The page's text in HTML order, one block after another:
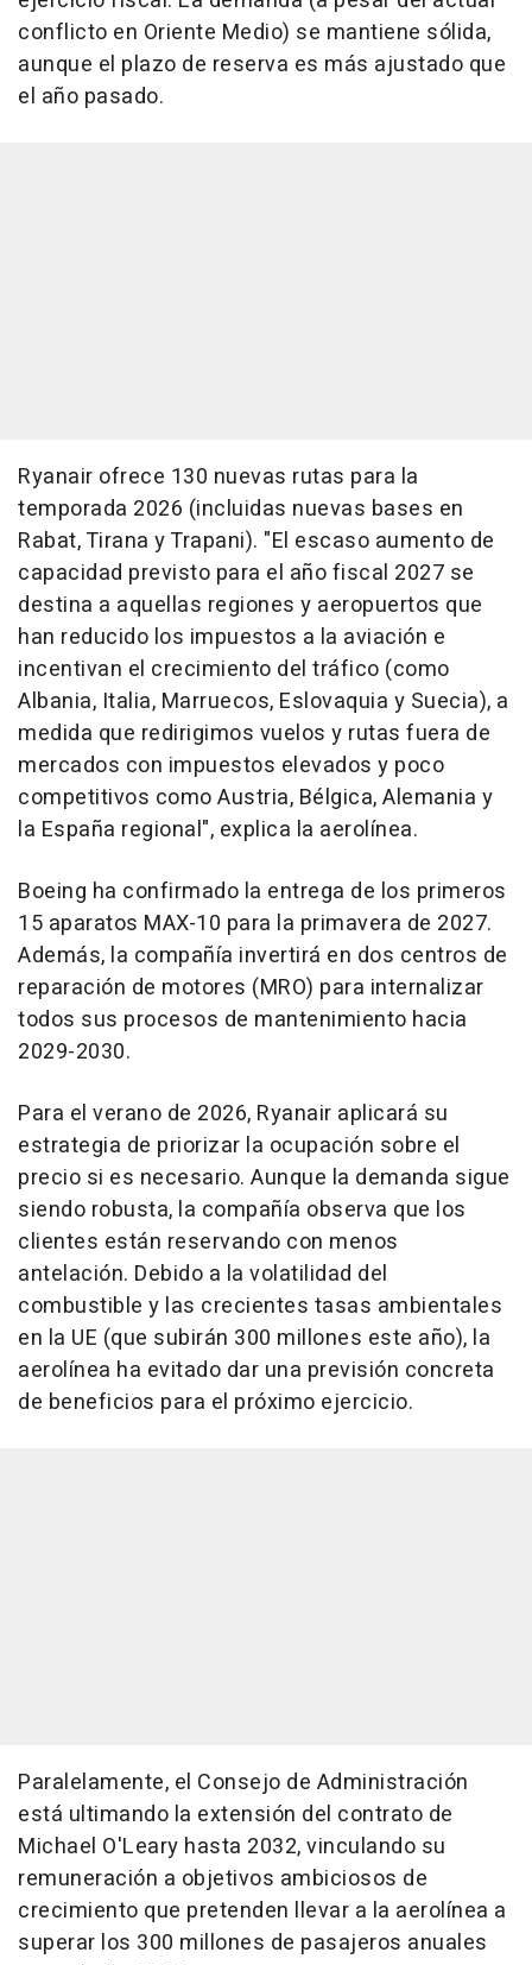
conflicto en Oriente Medio) se mantiene sólida,
aunque el plazo de reserva es más ajustado que
el año pasado.
Ryanair ofrece 130 nuevas rutas para la
temporada 2026 (incluidas nuevas bases en
Rabat, Tirana y Trapani). "El escaso aumento de
capacidad previsto para el año fiscal 2027 se
destina a aquellas regiones y aeropuertos que
han reducido los impuestos a la aviación e
incentivan el crecimiento del tráfico (como
Albania, Italia, Marruecos, Eslovaquia y Suecia), a
medida que redirigimos vuelos y rutas fuera de
mercados con impuestos elevados y poco
competitivos como Austria, Bélgica, Alemania y
la España regional", explica la aerolínea.
Boeing ha confirmado la entrega de los primeros
15 aparatos MAX-10 para la primavera de 2027.
Además, la compañía invertirá en dos centros de
reparación de motores (MRO) para internalizar
todos sus procesos de mantenimiento hacia
2029-2030.
Para el verano de 2026, Ryanair aplicará su
estrategia de priorizar la ocupación sobre el
precio si es necesario. Aunque la demanda sigue
siendo robusta, la compañía observa que los
clientes están reservando con menos
antelación. Debido a la volatilidad del
combustible y las crecientes tasas ambientales
en la UE (que subirán 300 millones este año), la
aerolínea ha evitado dar una previsión concreta
de beneficios para el próximo ejercicio.
Paralelamente, el Consejo de Administración
está ultimando la extensión del contrato de
Michael O'Leary hasta 2032, vinculando su
remuneración a objetivos ambiciosos de
crecimiento que pretenden llevar a la aerolínea a
superar los 300 millones de pasajeros anuales